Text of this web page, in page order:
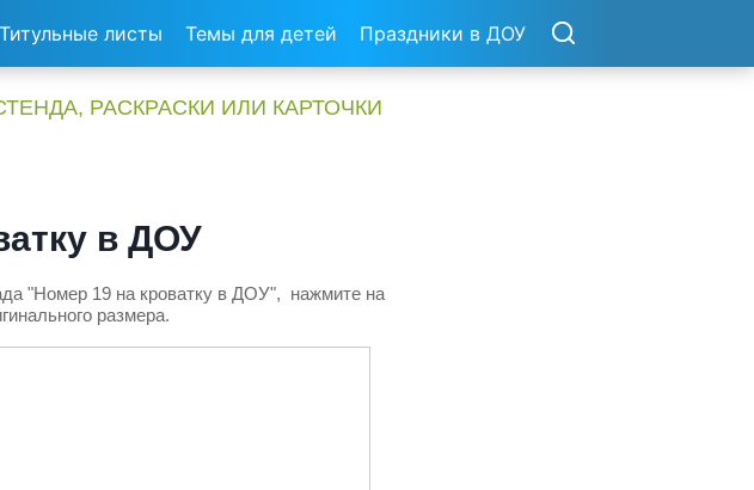
Титульные листы Темы для детей Праздники в ДОУ
РАСКРАСКИ ИЛИ КАРТОЧКИ
в ДОУ
"Номер 19 на кроватку в ДОУ", нажмите на
размера.